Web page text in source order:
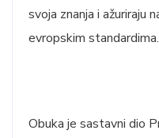
svoja znanja i ažuriraju
evropskim standardima.
Obuka je sastavni dio